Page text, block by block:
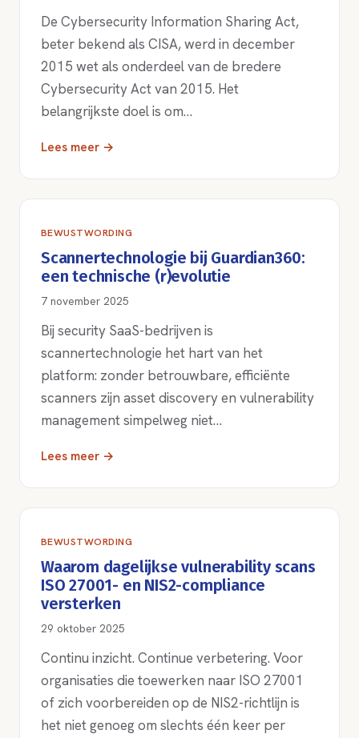
De Cybersecurity Information Sharing Act,
beter bekend als CISA, werd in december
2015 wet als onderdeel van de bredere
Cybersecurity Act van 2015. Het
belangrijkste doel is om…
Lees meer →
BEWUSTWORDING
Scannertechnologie bij Guardian360:
een technische (r)evolutie
7 november 2025
Bij security SaaS-bedrijven is
scannertechnologie het hart van het
platform: zonder betrouwbare, efficiënte
scanners zijn asset discovery en vulnerability
management simpelweg niet…
Lees meer →
BEWUSTWORDING
Waarom dagelijkse vulnerability scans
ISO 27001- en NIS2-compliance
versterken
29 oktober 2025
Continu inzicht. Continue verbetering. Voor
organisaties die toewerken naar ISO 27001
of zich voorbereiden op de NIS2-richtlijn is
het niet genoeg om slechts één keer per